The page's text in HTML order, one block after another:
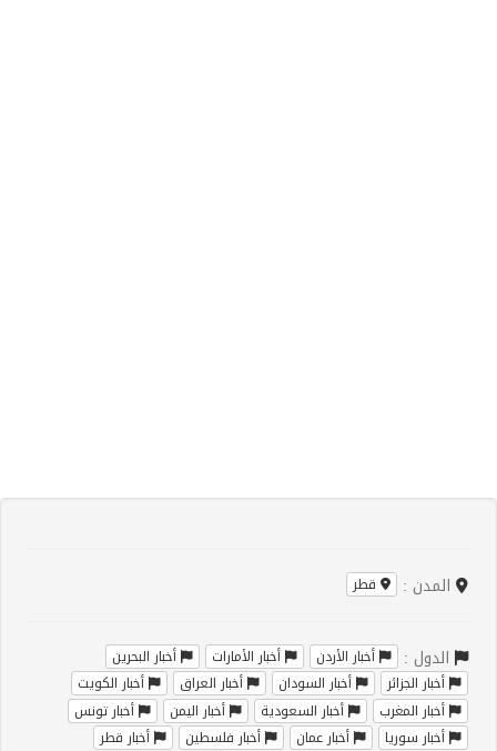
المدن : قطر
الدول : أخبار الأردن أخبار الأمارات
أخبار البحرين
أخبار الجزائر
أخبار السودان أخبار العراق
أخبار الكويت
أخبار المغرب
أخبار السعودية أخبار اليمن
أخبار تونس
أخبار سوريا
أخبار عمان أخبار فلسطين
أخبار قطر